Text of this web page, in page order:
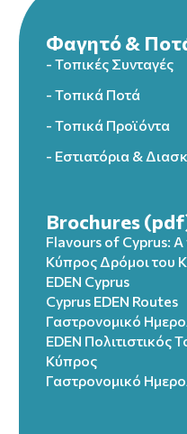
Φαγητό &
- Τοπικές Συνταγές
- Τοπικά Ποτά
- Τοπικά Προϊόντα
- Εστιατόρια &
Brochures
Flavours of Cyprus:
Κύπρος Δρόμοι του
EDEN Cyprus
Cyprus EDEN Routes
Γαστρονομικό
EDEN Πολιτιστικός
Κύπρος
Γαστρονομικό